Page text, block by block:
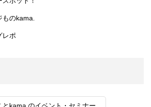
ものkama.
レポ